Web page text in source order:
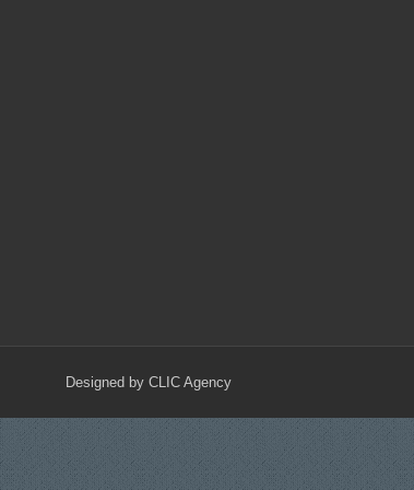
Designed by CLIC Agency